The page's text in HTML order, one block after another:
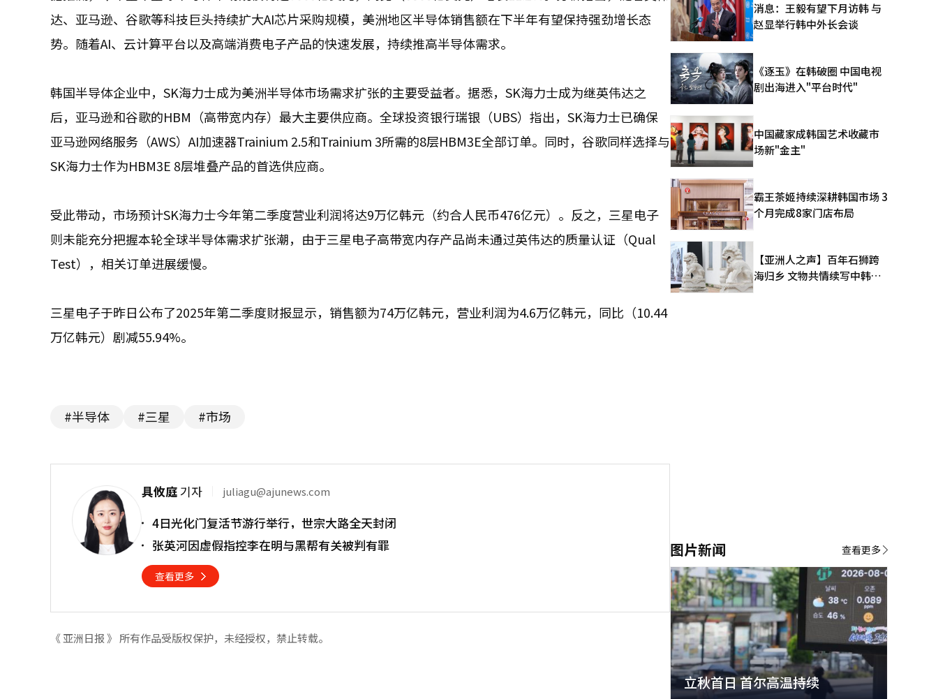
达、亚马逊、谷歌等科技巨头持续扩大AI芯片采购规模，美洲地区半导体销售额在下半年有望保持强劲增长态
势。随着AI、云计算平台以及高端消费电子产品的快速发展，持续推高半导体需求。
韩国半导体企业中，SK海力士成为美洲半导体市场需求扩张的主要受益者。据悉，SK海力士成为继英伟达之
后，亚马逊和谷歌的HBM（高带宽内存）最大主要供应商。全球投资银行瑞银（UBS）指出，SK海力士已确保
亚马逊网络服务（AWS）AI加速器Trainium 2.5和Trainium 3所需的8层HBM3E全部订单。同时，谷歌同样选择与
SK海力士作为HBM3E 8层堆叠产品的首选供应商。
受此带动，市场预计SK海力士今年第二季度营业利润将达9万亿韩元（约合人民币476亿元）。反之，三星电子
则未能充分把握本轮全球半导体需求扩张潮，由于三星电子高带宽内存产品尚未通过英伟达的质量认证（Qual
Test），相关订单进展缓慢。
三星电子于昨日公布了2025年第二季度财报显示，销售额为74万亿韩元，营业利润为4.6万亿韩元，同比（10.44
万亿韩元）剧减55.94%。
#半导体 #三星 #市场
具攸庭 기자 juliagu@ajunews.com
4日光化门复活节游行举行，世宗大路全天封闭
张英河因虚假指控李在明与黑帮有关被判有罪
查看更多
《 亚洲日报 》 所有作品受版权保护，未经授权，禁止转载。
消息：王毅有望下月访韩 与
赵显举行韩中外长会谈
《逐玉》在韩破圈 中国电视
剧出海进入"平台时代"
中国藏家成韩国艺术收藏市
场新"金主"
霸王茶姬持续深耕韩国市场 3
个月完成8家门店布局
【亚洲人之声】百年石狮跨
海归乡 文物共情续写中韩人
图片新闻
立秋首日 首尔高温持续
查看更多